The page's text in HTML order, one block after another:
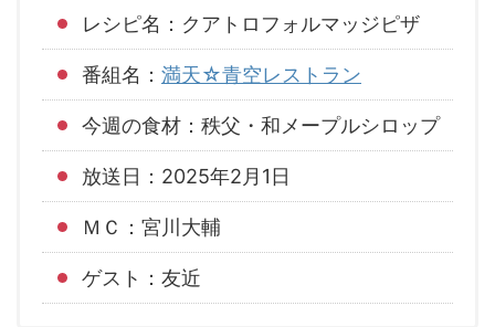
レシピ名：クアトロフォルマッジピザ
番組名： 満天☆青空レストラン
今週の食材：秩父・和メープルシロップ
放送日：2025年2月1日
ＭＣ：宮川大輔
ゲスト：友近